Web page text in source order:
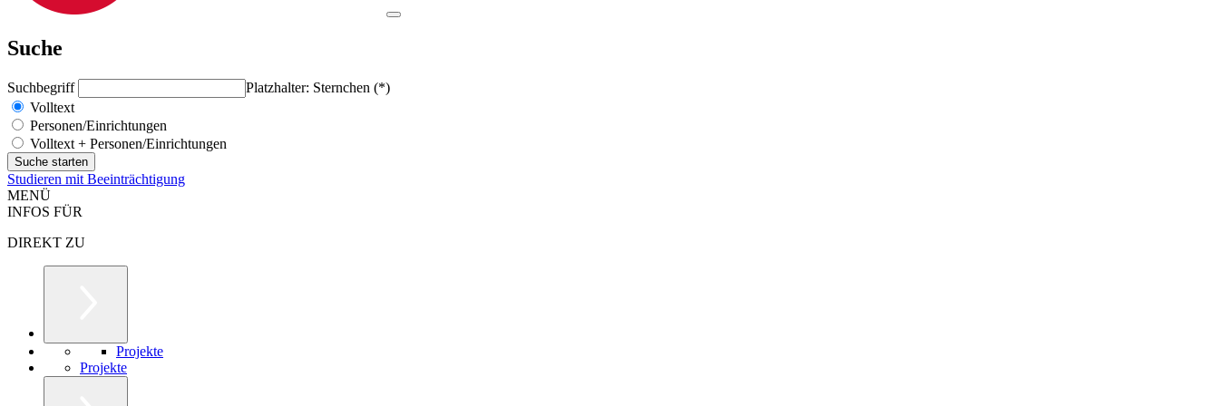
Suche
Suchbegriff
Platzhalter: Sternchen (*)
Volltext
Personen/Einrichtungen
Volltext + Personen/Einrichtungen
Studieren mit Beeinträchtigung
MENÜ
INFOS FÜR
DIREKT ZU
Projekte
Projekte